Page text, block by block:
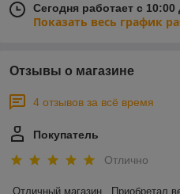
Сегодня работает с 10:00
Показать весь график
Отзывы о магазине
4 отзывов за всё время
Покупатель
Отлично
Отличный магазин . Приобретал